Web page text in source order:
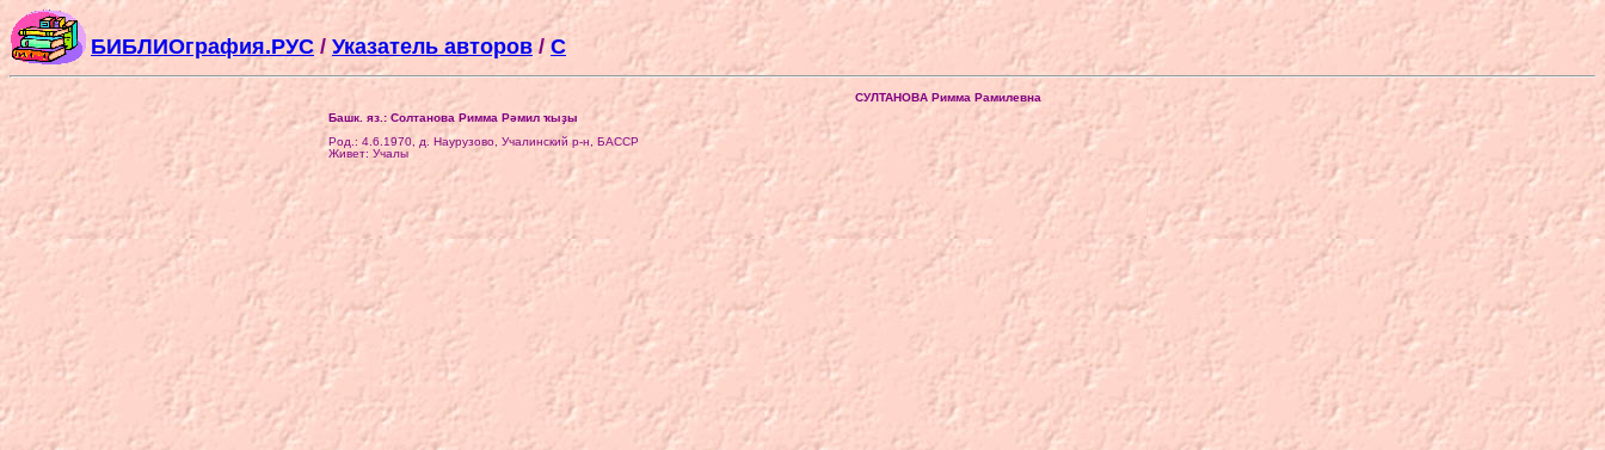
БИБЛИОграфия.РУС / Указатель авторов / С
СУЛТАНОВА Римма Рамилевна
Башк. яз.: Солтанова Римма Рәмил ҡыҙы
Род.: 4.6.1970, д. Наурузово, Учалинский р-н, БАССР
Живет: Учалы